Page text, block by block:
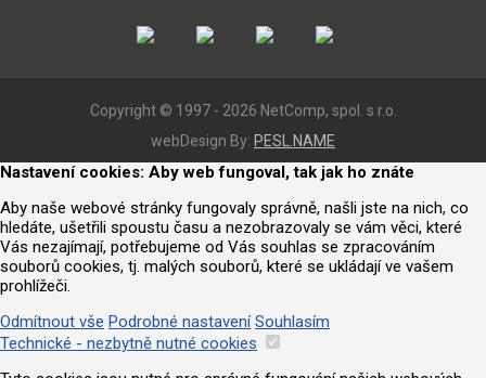
Copyright © 1997 - 2026 NetComp, spol. s r.o.
webDesign By: PESL.NAME
Nastavení cookies: Aby web fungoval, tak jak ho znáte
Aby naše webové stránky fungovaly správně, našli jste na nich, co
hledáte, ušetřili spoustu času a nezobrazovaly se vám věci, které
Vás nezajímají, potřebujeme od Vás souhlas se zpracováním
souborů cookies, tj. malých souborů, které se ukládají ve vašem
prohlížeči.
Odmítnout vše Podrobné nastavení Souhlasím
Technické - nezbytně nutné cookies